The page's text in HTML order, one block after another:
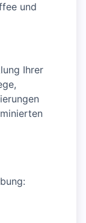
und
Ihrer